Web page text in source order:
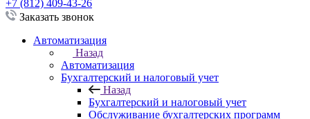
+7 (812) 409-43-26
Заказать звонок
Автоматизация
Назад
Автоматизация
Бухгалтерский и налоговый учет
Назад
Бухгалтерский и налоговый учет
Обслуживание бухгалтерских программ